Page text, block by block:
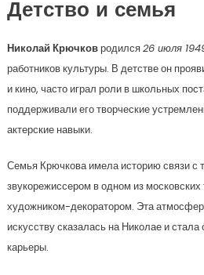
Детство и семья
Николай Крючковродился26 июля
работников культуры. В детстве он
и кино, часто играл роли в школьных
поддерживали его творческие
актерские навыки.
Семья Крючкова имела историю связи с
звукорежиссером в одном из
художником-декоратором. Эта
искусству сказалась на Николае и
карьеры.